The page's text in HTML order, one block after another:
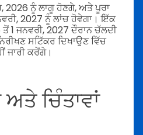
2026 ਨੂੰ ਲਾਗੂ ਹੋਣਗੇ, ਅਤੇ ਪੂਰਾ
2027 ਨੂੰ ਲਾਂਚ ਹੋਵੇਗਾ। ਇੱਕ
1 ਜਨਵਰੀ, 2027 ਦੌਰਾਨ ਚੱਲਦੀ
ਸਟਿੱਕਰ ਦਿਖਾਉਣ ਵਿੱਚ
ਜਾਰੀ ਕਰੇਂਗੇ।
ਚਿੰਤਾਵਾਂ